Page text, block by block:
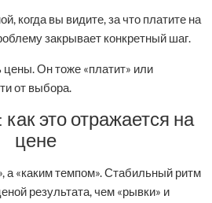
когда вы видите, за что платите на
закрывает конкретный шаг.
Он тоже «платит» или
от выбора.
это отражается на
цене
а «каким темпом». Стабильный ритм
результата, чем «рывки» и